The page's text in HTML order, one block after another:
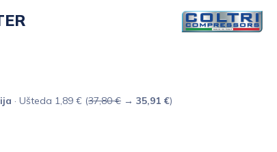
· Ušteda 1,89 € (37,80 € → 35,91 €)